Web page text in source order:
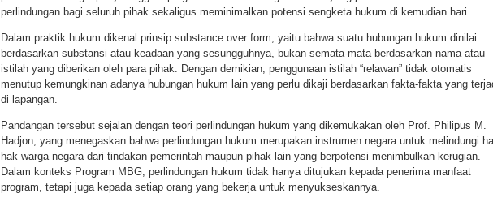
perlindungan bagi seluruh pihak sekaligus meminimalkan potensi sengketa hukum di kemudian hari.
Dalam praktik hukum dikenal prinsip substance over form, yaitu bahwa suatu hubungan hukum dinilai
berdasarkan substansi atau keadaan yang sesungguhnya, bukan semata-mata berdasarkan nama atau
istilah yang diberikan oleh para pihak. Dengan demikian, penggunaan istilah “relawan” tidak otomatis
menutup kemungkinan adanya hubungan hukum lain yang perlu dikaji berdasarkan fakta-fakta yang
di lapangan.
Pandangan tersebut sejalan dengan teori perlindungan hukum yang dikemukakan oleh Prof. Philipus M.
Hadjon, yang menegaskan bahwa perlindungan hukum merupakan instrumen negara untuk melindungi
hak warga negara dari tindakan pemerintah maupun pihak lain yang berpotensi menimbulkan kerugian.
Dalam konteks Program MBG, perlindungan hukum tidak hanya ditujukan kepada penerima manfaat
program, tetapi juga kepada setiap orang yang bekerja untuk menyukseskannya.